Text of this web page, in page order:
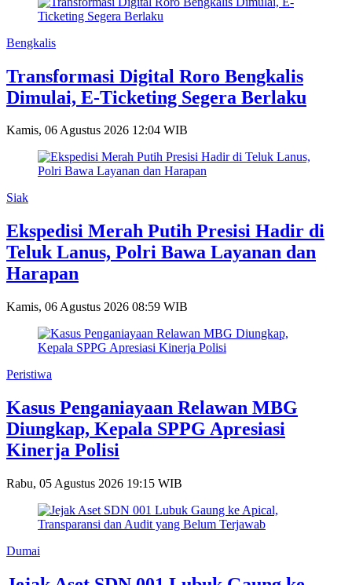
Bengkalis
Transformasi Digital Roro Bengkalis
Dimulai, E-Ticketing Segera Berlaku
Kamis, 06 Agustus 2026 12:04 WIB
Siak
Ekspedisi Merah Putih Presisi Hadir di
Teluk Lanus, Polri Bawa Layanan dan
Harapan
Kamis, 06 Agustus 2026 08:59 WIB
Peristiwa
Kasus Penganiayaan Relawan MBG
Diungkap, Kepala SPPG Apresiasi
Kinerja Polisi
Rabu, 05 Agustus 2026 19:15 WIB
Dumai